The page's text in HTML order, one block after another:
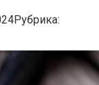
Рубрика: